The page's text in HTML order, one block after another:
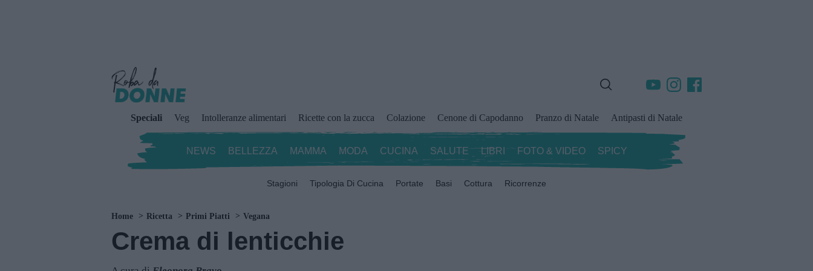
Speciali Veg Intolleranze alimentari Ricette con la zucca Colazione Cenone di Capodanno Pranzo di Natale Antipasti di Natale
NEWS BELLEZZA MAMMA MODA CUCINA SALUTE LIBRI FOTO & VIDEO SPICY
Stagioni Tipologia Di Cucina Portate Basi Cottura Ricorrenze
Home Ricetta Primi Piatti Vegana
Crema di lenticchie